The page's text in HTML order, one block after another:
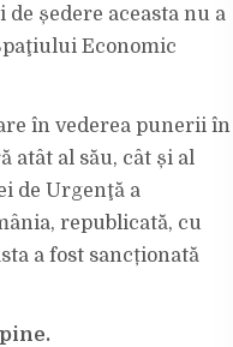
ședere aceasta nu a
Economic
în vederea punerii în
atât al său, cât și al
de Urgenţă a
republicată, cu
a fost sancționată